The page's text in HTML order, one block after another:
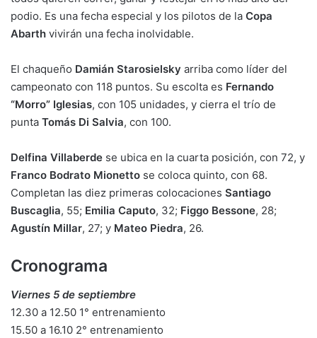
podio. Es una fecha especial y los pilotos de la Copa
Abarth vivirán una fecha inolvidable.
El chaqueño Damián Starosielsky arriba como líder del
campeonato con 118 puntos. Su escolta es Fernando
“Morro” Iglesias, con 105 unidades, y cierra el trío de
punta Tomás Di Salvia, con 100.
Delfina Villaberde se ubica en la cuarta posición, con 72, y
Franco Bodrato Mionetto se coloca quinto, con 68.
Completan las diez primeras colocaciones Santiago
Buscaglia, 55; Emilia Caputo, 32; Figgo Bessone, 28;
Agustín Millar, 27; y Mateo Piedra, 26.
Cronograma
Viernes 5 de septiembre
12.30 a 12.50 1° entrenamiento
15.50 a 16.10 2° entrenamiento